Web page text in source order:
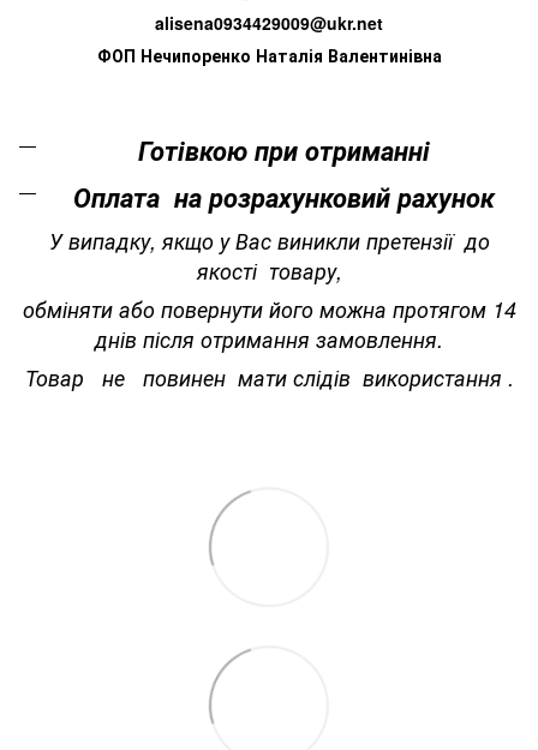
alisena0934429009@ukr.net
ФОП Нечипоренко Наталія Валентинівна
Готівкою при отриманні
Оплата на розрахунковий рахунок
У випадку, якщо у Вас виникли претензії до
якості товару,
обміняти або повернути його можна протягом 14
днів після отримання замовлення.
Товар не повинен мати слідів використання .